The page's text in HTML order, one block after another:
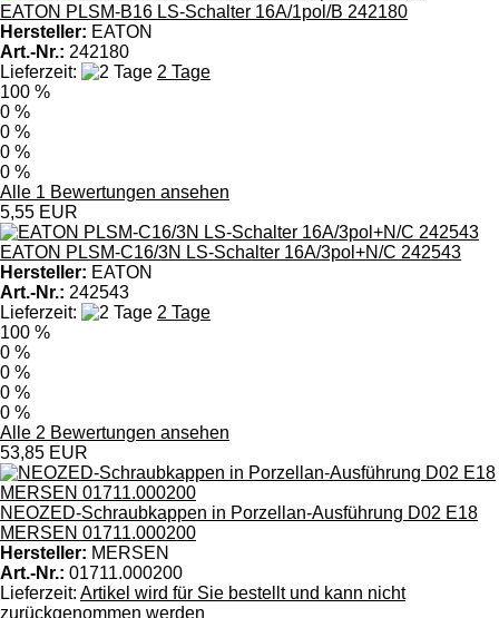
EATON PLSM-B16 LS-Schalter 16A/1pol/B 242180
Hersteller: EATON
Art.-Nr.: 242180
Lieferzeit:
2 Tage
100 %
0 %
0 %
0 %
0 %
Alle 1 Bewertungen ansehen
5,55 EUR
EATON PLSM-C16/3N LS-Schalter 16A/3pol+N/C 242543
Hersteller: EATON
Art.-Nr.: 242543
Lieferzeit:
2 Tage
100 %
0 %
0 %
0 %
0 %
Alle 2 Bewertungen ansehen
53,85 EUR
NEOZED-Schraubkappen in Porzellan-Ausführung D02 E18
MERSEN 01711.000200
Hersteller: MERSEN
Art.-Nr.: 01711.000200
Lieferzeit: Artikel wird für Sie bestellt und kann nicht
zurückgenommen werden